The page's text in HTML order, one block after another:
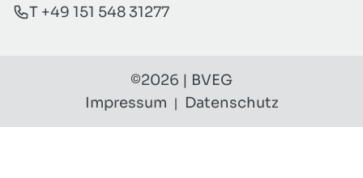
T +49 151 548 31277
©2026 | BVEG
Impressum
Datenschutz